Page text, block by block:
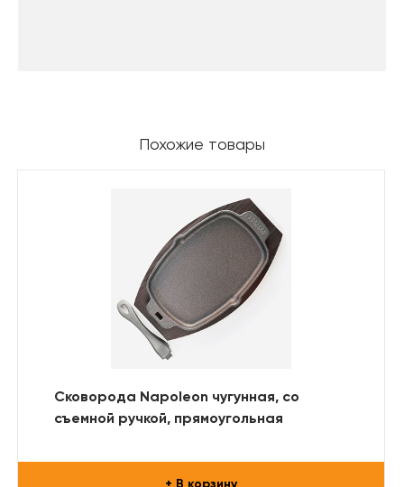
Похожие товары
Сковорода Napoleon чугунная, со
съемной ручкой, прямоугольная
+ В корзину